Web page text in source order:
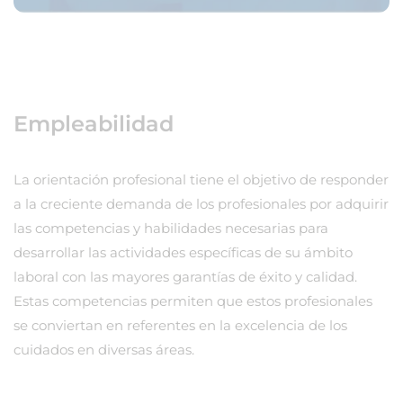
Empleabilidad
La orientación profesional tiene el objetivo de responder
a la creciente demanda de los profesionales por adquirir
las competencias y habilidades necesarias para
desarrollar las actividades específicas de su ámbito
laboral con las mayores garantías de éxito y calidad.
Estas competencias permiten que estos profesionales
se conviertan en referentes en la excelencia de los
cuidados en diversas áreas.